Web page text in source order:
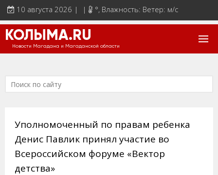
10 августа 2026 | | °, Влажность: Ветер: м/с
КОЛЫМА.RU
Новости Магадана и Магаданской области
Уполномоченный по правам ребенка
Денис Павлик принял участие во
Всероссийском форуме «Вектор
детства»